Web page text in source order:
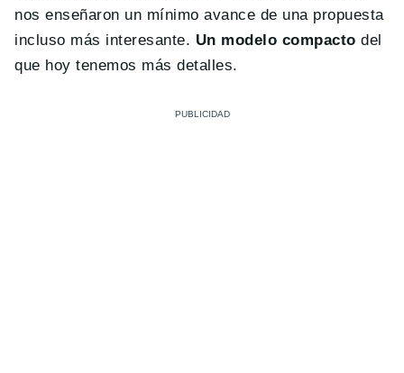
nos enseñaron un mínimo avance de una propuesta
incluso más interesante. Un modelo compacto del
que hoy tenemos más detalles.